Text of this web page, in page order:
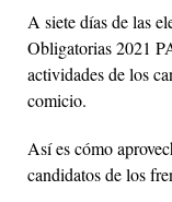
A siete días de las
Obligatorias 2021
actividades de los
comicio.
Así es cómo
candidatos de los